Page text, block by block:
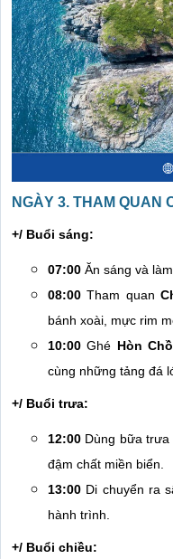
NGÀY 3. THAM QUAN
+/ Buổi sáng:
07:00 Ăn sáng và
08:00 Tham quan
bánh xoài, mực rim
10:00 Ghé Hòn
cùng những tảng đá
+/ Buổi trưa:
12:00 Dùng bữa
đậm chất miền biển.
13:00 Di chuyển ra
hành trình.
+/ Buổi chiều: